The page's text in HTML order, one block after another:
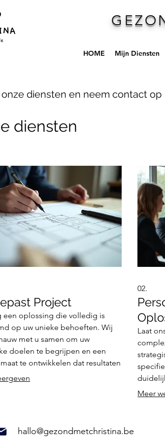
HOME Mijn Diensten
diensten en neem contact op
diensten
Project
een oplossing die volledig is
op uw unieke behoeften. Wij
met u samen om uw
doelen te begrijpen en een
te ontwikkelen dat resultaten
Dit type project richt zich op
02.
Laat
Meer
hallo@gezondmetchristina.be